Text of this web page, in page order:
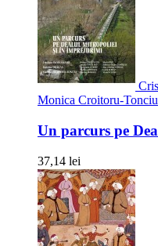
Monica Croitoru-Tonciu
Un parcurs pe
37,14 lei